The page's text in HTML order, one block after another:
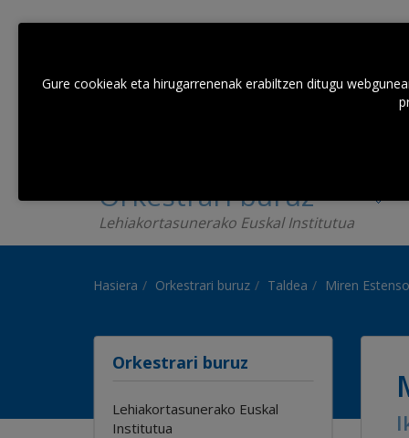
Orkestrari buruz
Lehiakortasunerako Euskal Institutua
Hasiera Orkestrari buruz Taldea Miren
Orkestrari buruz
Lehiakortasunerako Euskal
Institutua
Gure cookieak eta hirugarrenenak erabiltzen ditugu